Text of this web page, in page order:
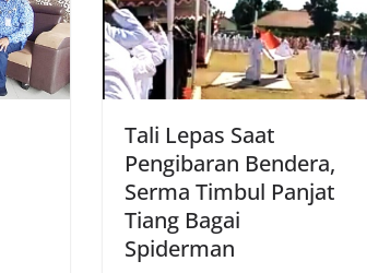
Tali Lepas Saat
Pengibaran Bendera,
Serma Timbul Panjat
Tiang Bagai
Spiderman